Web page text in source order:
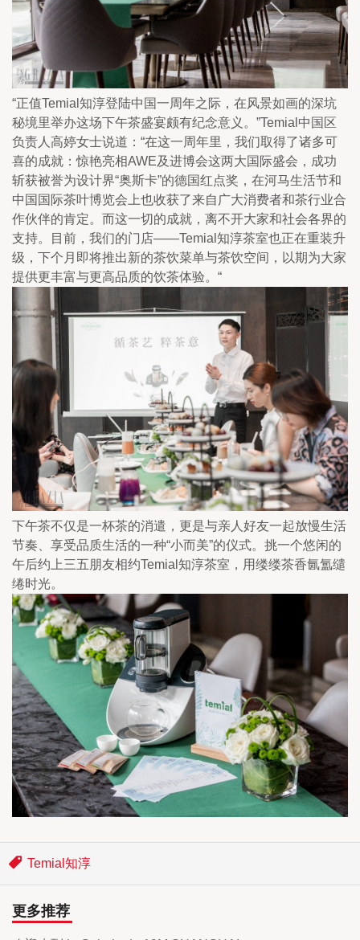
“正值Temial知淳登陆中国一周年之际，在风景如画的深坑
秘境里举办这场下午茶盛宴颇有纪念意义。”Temial中国区
负责人高婷女士说道：“在这一周年里，我们取得了诸多可
喜的成就：惊艳亮相AWE及进博会这两大国际盛会，成功
斩获被誉为设计界“奥斯卡”的德国红点奖，在河马生活节和
中国国际茶叶博览会上也收获了来自广大消费者和茶行业合
作伙伴的肯定。而这一切的成就，离不开大家和社会各界的
支持。目前，我们的门店——Temial知淳茶室也正在重装升
级，下个月即将推出新的茶饮菜单与茶饮空间，以期为大家
提供更丰富与更高品质的饮茶体验。“
下午茶不仅是一杯茶的消遣，更是与亲人好友一起放慢生活
节奏、享受品质生活的一种“小而美”的仪式。挑一个悠闲的
午后约上三五朋友相约Temial知淳茶室，用缕缕茶香氤氲缱
绻时光。
Temial知淳
更多推荐